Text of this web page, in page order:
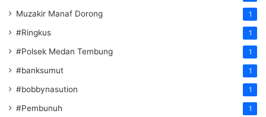
Muzakir Manaf Dorong 1
#Ringkus 1
#Polsek Medan Tembung 1
#banksumut 1
#bobbynasution 1
#Pembunuh 1